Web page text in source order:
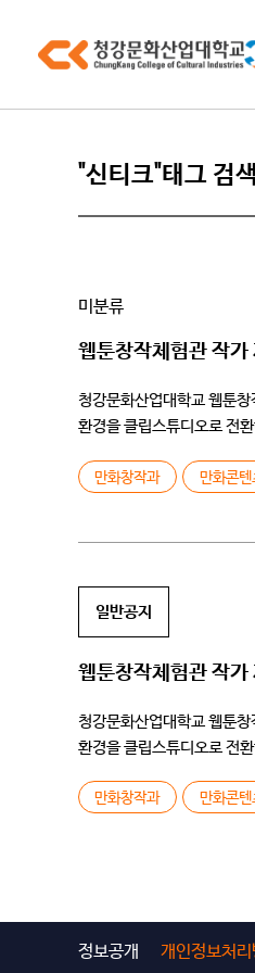
"신티크"태그 검
미분류
웹툰창작체험관 작
청강문화산업대학교 웹툰
환경을 클립스튜디오로 전
만화창작과 만화콘텐
일반공지
웹툰창작체험관 작
청강문화산업대학교 웹툰
환경을 클립스튜디오로 전
만화창작과 만화콘텐
정보공개 개인정보처리